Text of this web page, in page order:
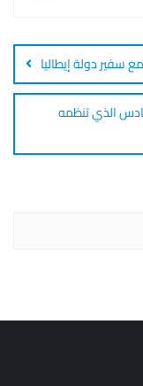
Post
سفير دولة إيطاليا
الذي تنظمه